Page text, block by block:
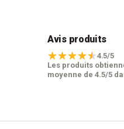
Avis produits
4.5/5
Les produits
moyenne de 4.5/5